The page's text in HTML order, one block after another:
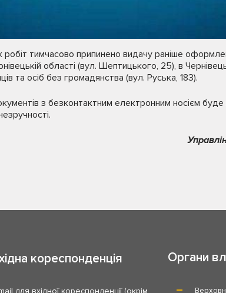
тимчасово припинено видачу раніше
області (вул. Шептицького, 25), в
та осіб без громадянства (вул. Руська, 183).
з безконтактним електронним носієм
кореспонденція
для вхідної кореспонденції (окрім
Органи